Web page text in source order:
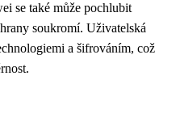
se také může pochlubit
soukromí. Uživatelská
a šifrováním, což